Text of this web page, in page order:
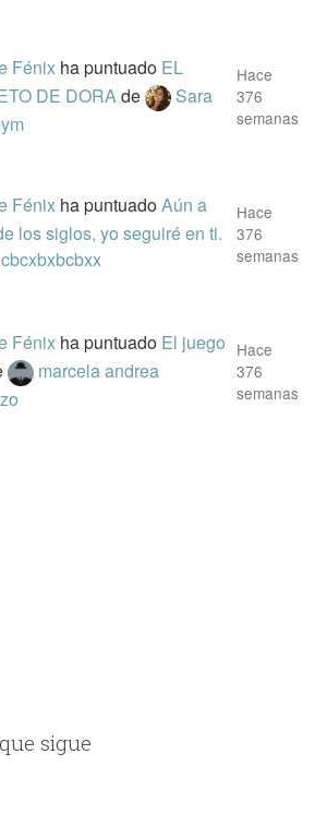
Fénix ha puntuado EL
DE DORAde
Sara
Hace
376
semanas
Fénix ha puntuadoAún a
los siglos, yo seguiré en ti.
cbcxbxbcbxx
Hace
376
semanas
Fénix ha puntuado El juego
marcela andrea
Hace
376
semanas
sigue